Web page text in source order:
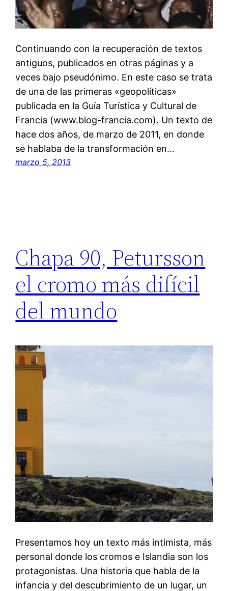
Continuando con la recuperación de textos
antiguos, publicados en otras páginas y a
veces bajo pseudónimo. En este caso se trata
de una de las primeras «geopolíticas»
publicada en la Guía Turística y Cultural de
Francia (www.blog-francia.com). Un texto de
hace dos años, de marzo de 2011, en donde
se hablaba de la transformación en…
marzo 5, 2013
Chapa 90, Petursson
el cromo más difícil
del mundo
Presentamos hoy un texto más intimista, más
personal donde los cromos e Islandia son los
protagonistas. Una historia que habla de la
infancia y del descubrimiento de un lugar, un